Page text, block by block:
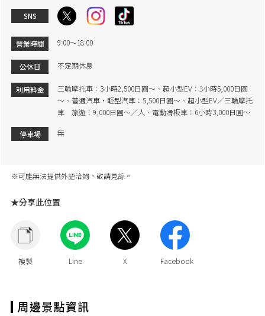
SNS
營業時間 9:00～18:00
公休日 不定期休息
利用料金
三輪摩托車：3小時2,500日圓～、超小型EV：3小時5,000日圓
～、普通汽車・輕型汽車：5,500日圓～、超小型EV／三輪摩托
車 旅遊：9,000日圓～／人、電動滑板車：6小時3,000日圓～
停車場 無
※可能無法提供外語洽詢，敬請見諒。
★分享此位置